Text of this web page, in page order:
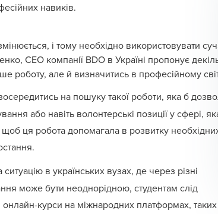
навиків.
і тому необхідно використовувати
, CEO компанії BDO в Україні пропонує
роботу, але й визначитись в професійному
на пошуку такої роботи, яка б
або навіть волонтерські позиції у сфері,
ця робота допомагала в розвитку
в українських вузах, де через різні
може бути неоднорідною, студентам слід
курси на міжнародних платформах,